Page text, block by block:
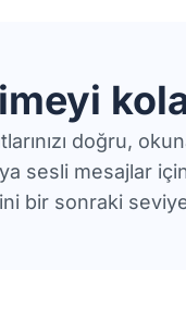
doğru,
sesli mesajlar
bir sonraki